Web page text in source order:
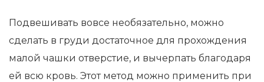
Подвешивать вовсе необязательно, можно
сделать в груди достаточное для прохождения
малой чашки отверстие, и вычерпать благодаря
ей всю кровь. Этот метод можно применить при